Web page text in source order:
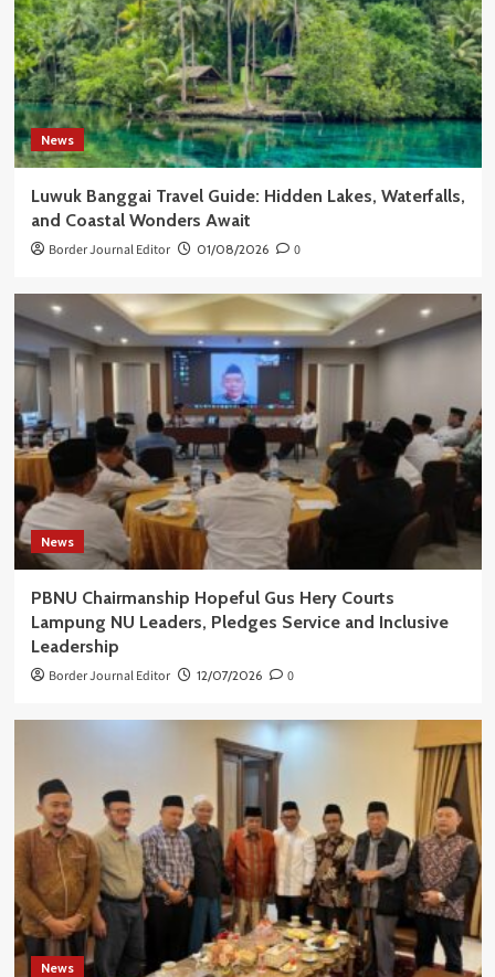
News
Luwuk Banggai Travel Guide: Hidden Lakes, Waterfalls,
and Coastal Wonders Await
Border Journal Editor 01/08/2026 0
News
PBNU Chairmanship Hopeful Gus Hery Courts
Lampung NU Leaders, Pledges Service and Inclusive
Leadership
Border Journal Editor 12/07/2026 0
News